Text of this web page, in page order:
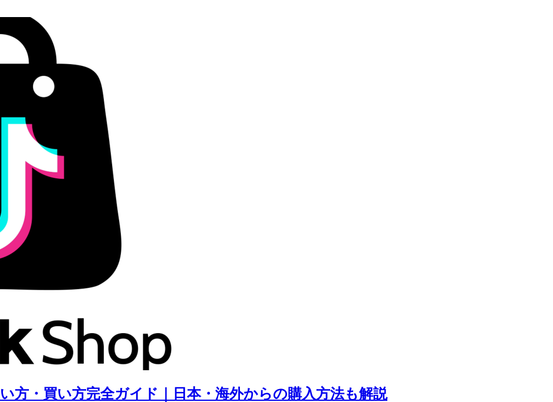
い方・買い方完全ガイド｜日本・海外からの購入方法も解説